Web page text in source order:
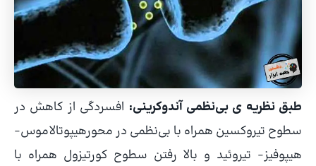
طبق نظریه ی بی‌نظمی آندوکرینی: افسردگی از کاهش در
سطوح تیروکسین همراه با بی‌نظمی در محورهیپوتالاموس-
هیپوفیز- تیروئید و بالا رفتن سطوح کورتیزول همراه با